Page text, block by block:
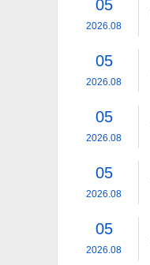
05
2026.08
05
2026.08
05
2026.08
05
2026.08
05
2026.08